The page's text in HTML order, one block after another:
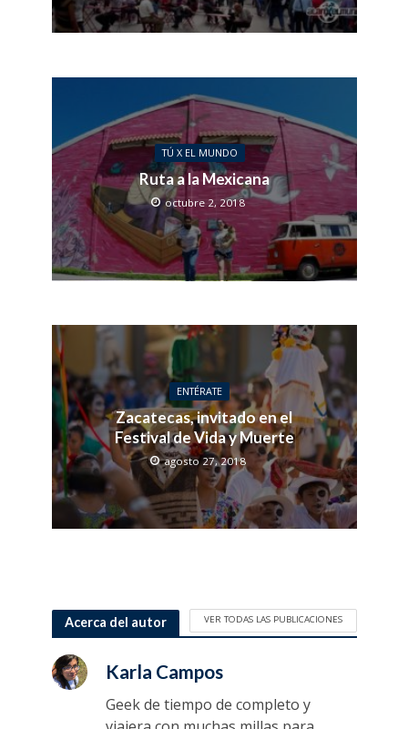
TÚ X EL MUNDO
Ruta a la Mexicana
octubre 2, 2018
ENTÉRATE
Zacatecas, invitado en el
Festival de Vida y Muerte
agosto 27, 2018
Acerca del autor VER TODAS LAS PUBLICACIONES
Karla Campos
Geek de tiempo de completo y